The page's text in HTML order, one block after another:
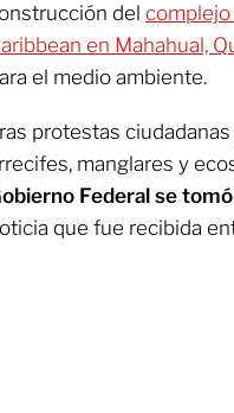
del
en Mahahual,
el medio ambiente.
protestas
manglares y
Federal se
que fue recibida